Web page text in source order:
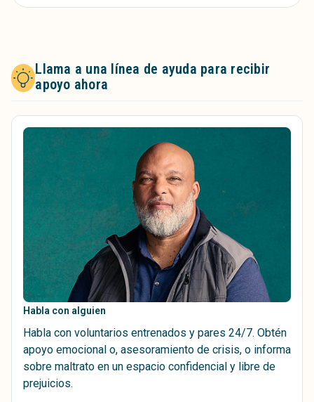
Llama a una línea de ayuda para recibir
apoyo ahora
Habla con alguien
Habla con voluntarios entrenados y pares 24/7. Obtén
apoyo emocional o, asesoramiento de crisis, o informa
sobre maltrato en un espacio confidencial y libre de
prejuicios.